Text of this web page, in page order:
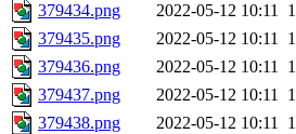
379434.png
2022-05-12 10:11
379435.png
2022-05-12 10:11
379436.png
2022-05-12 10:11
379437.png
2022-05-12 10:11
379438.png
2022-05-12 10:11